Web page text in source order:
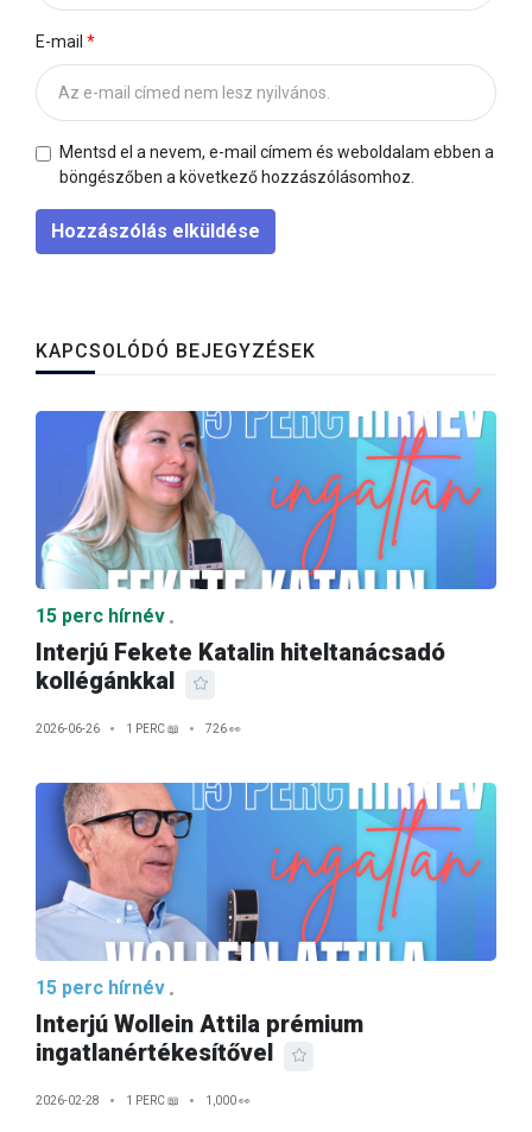
E-mail
Mentsd el a nevem, e-mail címem és weboldalam ebben a
böngészőben a következő hozzászólásomhoz.
Hozzászólás elküldése
KAPCSOLÓDÓ BEJEGYZÉSEK
15 perc hírnév
Interjú Fekete Katalin hiteltanácsadó
kollégánkkal
2026-06-26 1 PERC 📖 726 👀
15 perc hírnév
Interjú Wollein Attila prémium
ingatlanértékesítővel
2026-02-28 1 PERC 📖 1,000 👀